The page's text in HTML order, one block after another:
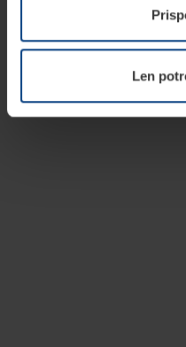
potrebujeme Vaše
kedykoľvek zmeniť alebo
našej webovej stránky.
Len